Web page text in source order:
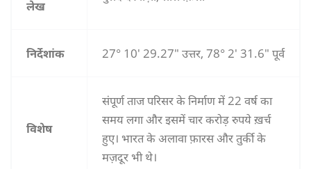
लेख
निर्देशांक 27° 10′ 29.27″ उत्तर, 78° 2′ 31.6″ पूर्व
विशेष
संपूर्ण ताज परिसर के निर्माण में 22 वर्ष का
समय लगा और इसमें चार करोड़ रुपये ख़र्च
हुए। भारत के अलावा फ़ारस और तुर्की के
मज़दूर भी थे।